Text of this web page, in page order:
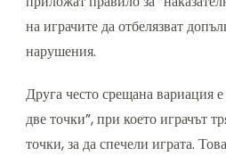
на играчите да отбелязват
нарушения.
Друга често срещана вариация
две точки”, при което играчът
точки, за да спечели играта.